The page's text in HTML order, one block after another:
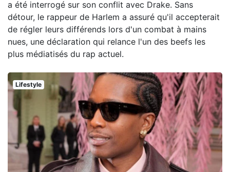
a été interrogé sur son conflit avec Drake. Sans
détour, le rappeur de Harlem a assuré qu'il accepterait
de régler leurs différends lors d'un combat à mains
nues, une déclaration qui relance l'un des beefs les
plus médiatisés du rap actuel.
Lifestyle